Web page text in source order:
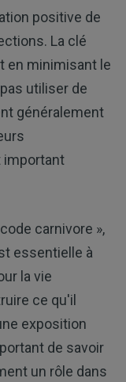
positive de
La clé
en minimisant le
utiliser de
généralement
important
carnivore »,
essentielle à
la vie
ce qu'il
exposition
de savoir
un rôle dans